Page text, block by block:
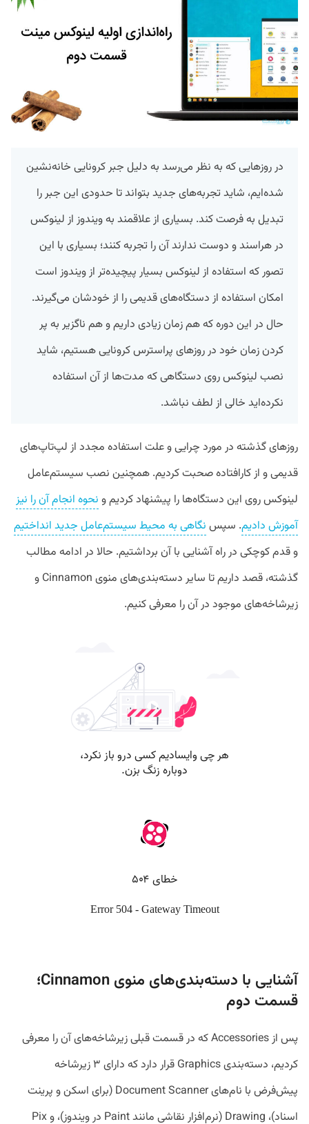
در روزهایی که به نظر می‌رسد به دلیل جبر کرونایی خانه‌نشین
شده‌ایم، شاید تجربه‌های جدید بتواند تا حدودی این جبر را
تبدیل به فرصت کند. بسیاری از علاقمند به ویندوز از لینوکس
در هراسند و دوست ندارند آن را تجربه کنند؛ بسیاری با این
تصور که استفاده از لینوکس بسیار پیچیده‌تر از ویندوز است
امکان استفاده از دستگاه‌های قدیمی را از خودشان می‌گیرند.
حال در این دوره که هم زمان زیادی داریم و هم ناگزیر به پر
کردن زمان خود در روزهای پراسترس کرونایی هستیم، شاید
نصب لینوکس روی دستگاهی که مدت‌ها از آن استفاده
نکرده‌اید خالی از لطف نباشد.
روز‌های گذشته در مورد چرایی و علت استفاده مجدد از لپ‌تاپ‌های
قدیمی و از کارافتاده صحبت کردیم. همچنین نصب سیستم‌عامل
لینوکس روی این دستگاه‌ها را پیشنهاد کردیم و نحوه انجام آن را نیز
آموزش دادیم. سپس نگاهی به محیط سیستم‌عامل جدید انداختیم
و قدم کوچکی در راه آشنایی با آن برداشتیم. حالا در ادامه مطالب
گذشته، قصد داریم تا سایر دسته‌بندی‌های منوی Cinnamon و
زیرشاخه‌های موجود در آن را معرفی کنیم.
آشنایی با دسته‌بندی‌های منوی Cinnamon؛
قسمت دوم
پس از Accessories که در قسمت قبلی زیرشاخه‌های آن را معرفی
کردیم، دسته‌بندی Graphics قرار دارد که دارای ۳ زیرشاخه
پیش‌فرض با نام‌های Document Scanner (برای اسکن و پرینت
اسناد)، Drawing (نرم‌افزار نقاشی مانند Paint در ویندوز)، و Pix